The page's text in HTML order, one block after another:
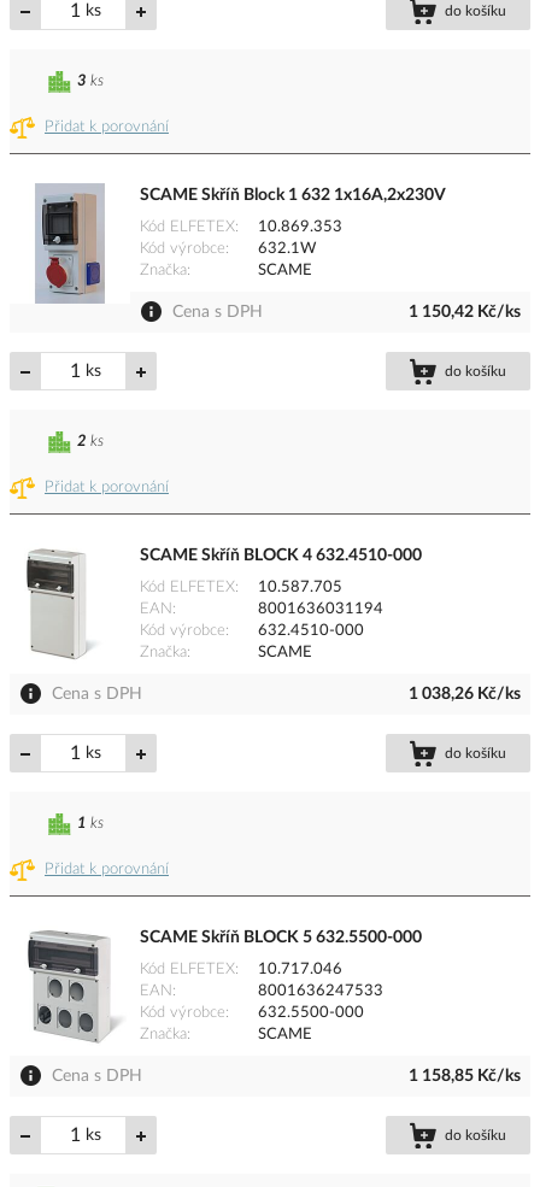
ks do košíku
Přidat k porovnání
3 ks
SCAME Skříň Block 1 632 1x16A,2x230V
Kód ELFETEX
10.869.353
Kód výrobce
632.1W
Značka
SCAME
Cena s DPH 1 150,42 Kč/ks
ks do košíku
Přidat k porovnání
2 ks
SCAME Skříň BLOCK 4 632.4510-000
Kód ELFETEX
10.587.705
EAN
8001636031194
Kód výrobce
632.4510-000
Značka
SCAME
Cena s DPH 1 038,26 Kč/ks
ks do košíku
Přidat k porovnání
1 ks
SCAME Skříň BLOCK 5 632.5500-000
Kód ELFETEX
10.717.046
EAN
8001636247533
Kód výrobce
632.5500-000
Značka
SCAME
Cena s DPH 1 158,85 Kč/ks
ks do košíku